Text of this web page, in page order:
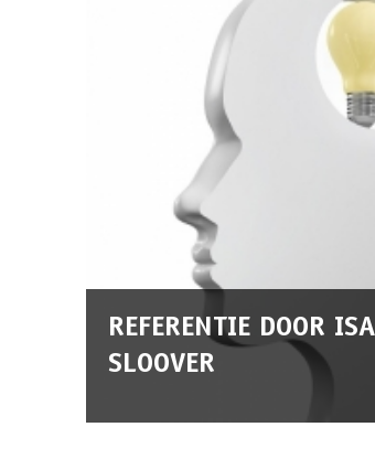
REFERENTIE DOOR
SLOOVER